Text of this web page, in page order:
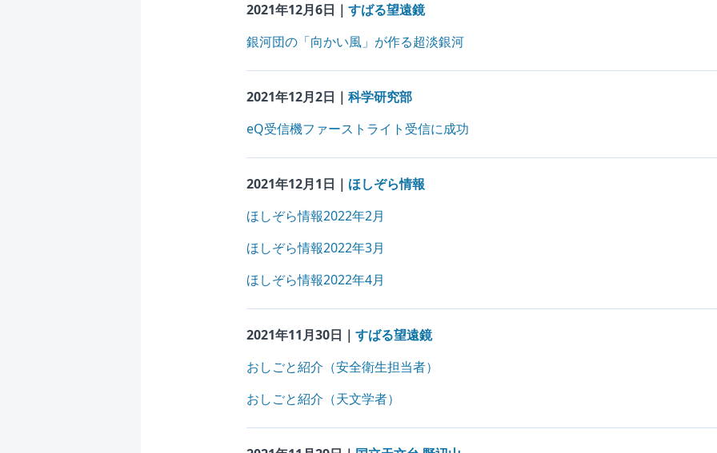
2021年12月6日｜ すばる望遠鏡
銀河団の「向かい風」が作る超淡銀河
2021年12月2日｜ 科学研究部
eQ受信機ファーストライト受信に成功
2021年12月1日｜ ほしぞら情報
ほしぞら情報2022年2月
ほしぞら情報2022年3月
ほしぞら情報2022年4月
2021年11月30日｜ すばる望遠鏡
おしごと紹介（安全衛生担当者）
おしごと紹介（天文学者）